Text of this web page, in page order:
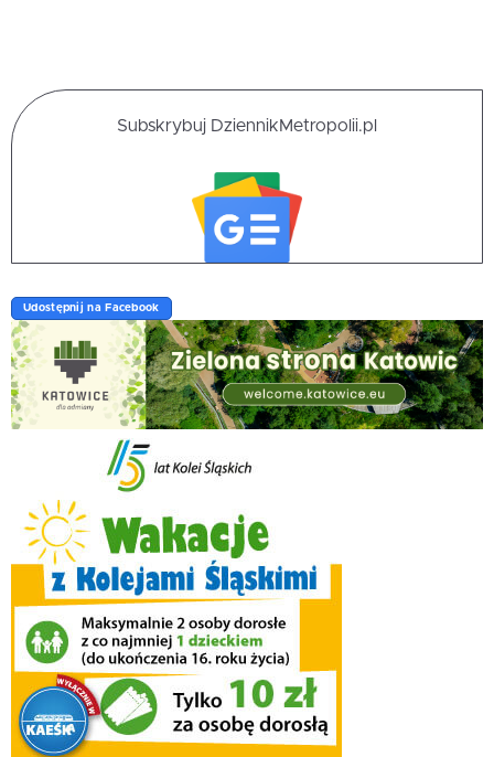
Subskrybuj DziennikMetropolii.pl
Udostępnij na Facebook